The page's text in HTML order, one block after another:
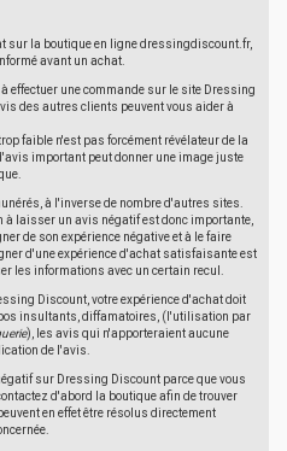
sur la boutique en ligne dressingdiscount.fr,
avant un achat.
effectuer une commande sur le site Dressing
des autres clients peuvent vous aider à
faible n'est pas forcément révélateur de la
important peut donner une image juste
à l'inverse de nombre d'autres sites.
à laisser un avis négatif est donc importante,
de son expérience négative et à le faire
d'une expérience d'achat satisfaisante est
les informations avec un certain recul.
Discount, votre expérience d'achat doit
insultants, diffamatoires, (l'utilisation par
), les avis qui n'apporteraient aucune
de l'avis.
sur Dressing Discount parce que vous
d'abord la boutique afin de trouver
en effet être résolus directement